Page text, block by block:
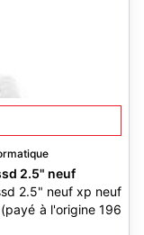
2.5" neuf
2.5" neuf xp neuf
à l'origine 196